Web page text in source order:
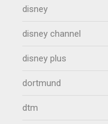
disney
disney channel
disney plus
dortmund
dtm